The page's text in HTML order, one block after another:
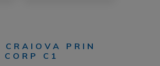
CRAIOVA PRIN
C1